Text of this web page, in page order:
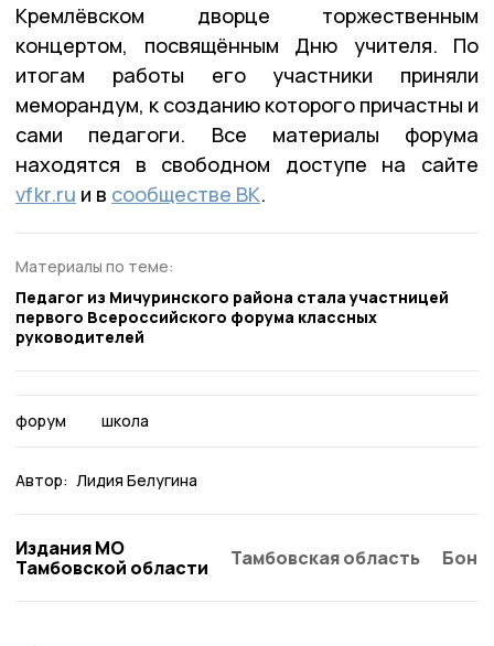
Кремлёвском дворце торжественным
концертом, посвящённым Дню учителя. По
итогам работы его участники приняли
меморандум, к созданию которого причастны и
сами педагоги. Все материалы форума
находятся в свободном доступе на сайте
vfkr.ru и в сообществе ВК.
Материалы по теме:
Педагог из Мичуринского района стала участницей
первого Всероссийского форума классных
руководителей
форум школа
Автор: Лидия Белугина
Издания МО
Тамбовской области
Тамбовская область